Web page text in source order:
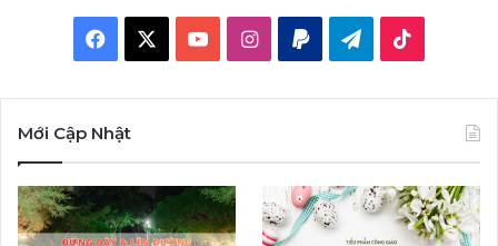
c
b
u
I
a
P
a
g
o
Mới Cập Nhật